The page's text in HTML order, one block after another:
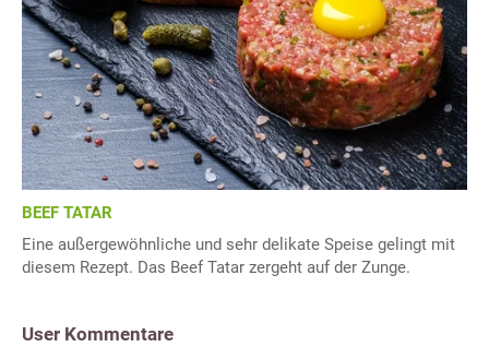
BEEF TATAR
Eine außergewöhnliche und sehr delikate Speise gelingt mit
diesem Rezept. Das Beef Tatar zergeht auf der Zunge.
User Kommentare